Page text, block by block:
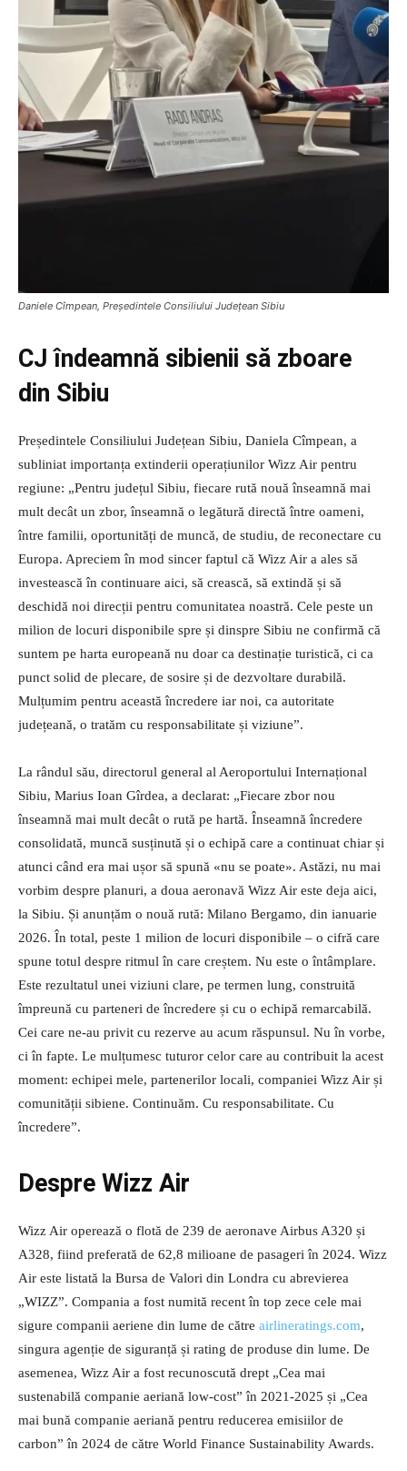
Daniele Cîmpean, Președintele Consiliului Județean Sibiu
CJ îndeamnă sibienii să zboare
din Sibiu
Președintele Consiliului Județean Sibiu, Daniela Cîmpean, a
subliniat importanța extinderii operațiunilor Wizz Air pentru
regiune: „Pentru județul Sibiu, fiecare rută nouă înseamnă mai
mult decât un zbor, înseamnă o legătură directă între oameni,
între familii, oportunități de muncă, de studiu, de reconectare cu
Europa. Apreciem în mod sincer faptul că Wizz Air a ales să
investească în continuare aici, să crească, să extindă și să
deschidă noi direcții pentru comunitatea noastră. Cele peste un
milion de locuri disponibile spre și dinspre Sibiu ne confirmă că
suntem pe harta europeană nu doar ca destinație turistică, ci ca
punct solid de plecare, de sosire și de dezvoltare durabilă.
Mulțumim pentru această încredere iar noi, ca autoritate
județeană, o tratăm cu responsabilitate și viziune”.
La rândul său, directorul general al Aeroportului Internațional
Sibiu, Marius Ioan Gîrdea, a declarat: „Fiecare zbor nou
înseamnă mai mult decât o rută pe hartă. Înseamnă încredere
consolidată, muncă susținută și o echipă care a continuat chiar și
atunci când era mai ușor să spună «nu se poate». Astăzi, nu mai
vorbim despre planuri, a doua aeronavă Wizz Air este deja aici,
la Sibiu. Și anunțăm o nouă rută: Milano Bergamo, din ianuarie
2026. În total, peste 1 milion de locuri disponibile – o cifră care
spune totul despre ritmul în care creștem. Nu este o întâmplare.
Este rezultatul unei viziuni clare, pe termen lung, construită
împreună cu parteneri de încredere și cu o echipă remarcabilă.
Cei care ne-au privit cu rezerve au acum răspunsul. Nu în vorbe,
ci în fapte. Le mulțumesc tuturor celor care au contribuit la acest
moment: echipei mele, partenerilor locali, companiei Wizz Air și
comunității sibiene. Continuăm. Cu responsabilitate. Cu
încredere”.
Despre Wizz Air
Wizz Air operează o flotă de 239 de aeronave Airbus A320 și
A328, fiind preferată de 62,8 milioane de pasageri în 2024. Wizz
Air este listată la Bursa de Valori din Londra cu abrevierea
„WIZZ”. Compania a fost numită recent în top zece cele mai
sigure companii aeriene din lume de către airlineratings.com,
singura agenție de siguranță și rating de produse din lume. De
asemenea, Wizz Air a fost recunoscută drept „Cea mai
sustenabilă companie aeriană low-cost” în 2021-2025 și „Cea
mai bună companie aeriană pentru reducerea emisiilor de
carbon” în 2024 de către World Finance Sustainability Awards.